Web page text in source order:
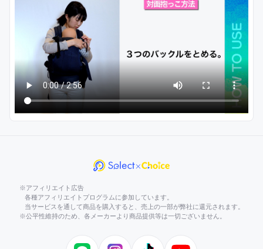
※アフィリエイト広告
各種アフィリエイトプログラムに参加しています。
当サービスを通して商品を購入すると、売上の一部が弊社に還元されます。
※公平性維持のため、各メーカーより商品提供等は一切ございません。